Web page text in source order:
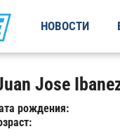
НОВОСТИ
Jose
рождения: